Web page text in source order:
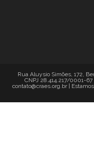
Rua Aluysio Simões, 172,
CNPJ 28.414.217/0001-
contato@craes.org.br |